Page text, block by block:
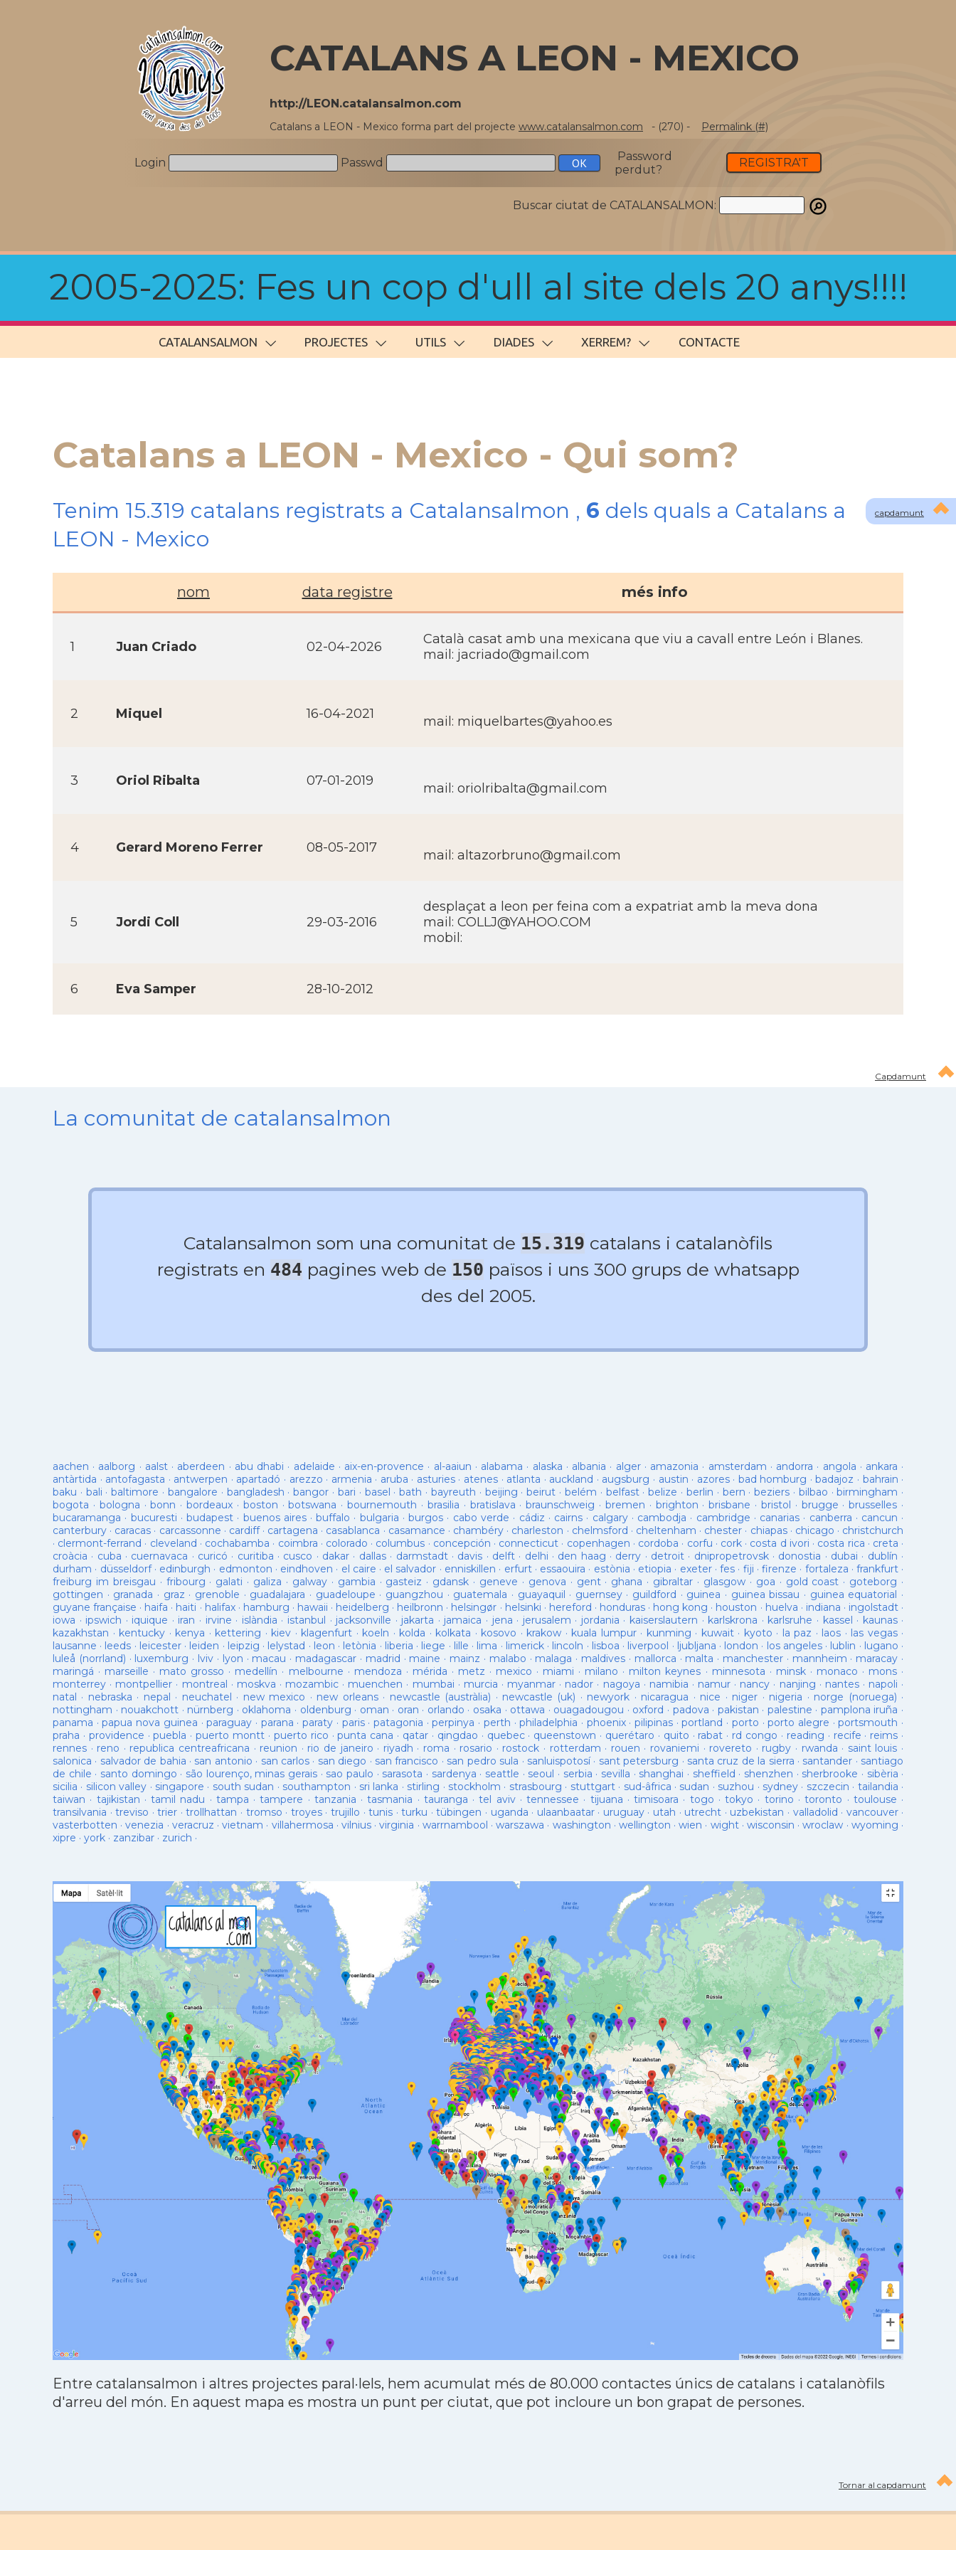
CATALANS A LEON - MEXICO
http://LEON.catalansalmon.com
Catalans a LEON - Mexico forma part del projecte www.catalansalmon.com - (270) - Permalink (#)
Login Passwd
Password
perdut?
REGISTRA'T
Buscar ciutat de CATALANSALMON:
2005-2025: Fes un cop d'ull al site dels 20 anys!!!!
CATALANSALMON PROJECTES UTILS DIADES XERREM? CONTACTE
capdamunt
Catalans a LEON - Mexico - Qui som?
Tenim 15.319 catalans registrats a Catalansalmon , 6 dels quals a Catalans a
LEON - Mexico
nom data registre més info
1 Juan Criado 02-04-2026
Català casat amb una mexicana que viu a cavall entre León i Blanes.
mail: jacriado@gmail.com
2 Miquel 16-04-2021 mail: miquelbartes@yahoo.es
3 Oriol Ribalta 07-01-2019 mail: oriolribalta@gmail.com
4 Gerard Moreno Ferrer 08-05-2017 mail: altazorbruno@gmail.com
5 Jordi Coll 29-03-2016
desplaçat a leon per feina com a expatriat amb la meva dona
mail: COLLJ@YAHOO.COM
mobil:
6 Eva Samper 28-10-2012
Capdamunt
La comunitat de catalansalmon
Catalansalmon som una comunitat de 15.319 catalans i catalanòfils
registrats en 484 pagines web de 150 països i uns 300 grups de whatsapp
des del 2005.
aachen · aalborg · aalst· aberdeen · abu dhabi · adelaide · aix-en-provence · al-aaiun · alabama · alaska · albania · alger· amazonia · amsterdam · andorra · angola · ankara ·
antàrtida · antofagasta · antwerpen · apartadó · arezzo · armenia · aruba · asturies· atenes · atlanta · auckland · augsburg · austin · azores· bad homburg ·badajoz · bahrain ·
baku · bali ·baltimore · bangalore · bangladesh ·bangor · bari · basel ·bath · bayreuth · beijing ·beirut · belém · belfast·belize · berlin · bern ·beziers · bilbao ·birmingham ·
bogota · bologna ·bonn ·bordeaux · boston ·botswana ·bournemouth · brasilia · bratislava ·braunschweig · bremen · brighton ·brisbane · bristol · brugge ·brusselles ·
bucaramanga · bucuresti · budapest · buenos aires·buffalo · bulgaria ·burgos · cabo verde · cádiz · cairns · calgary· cambodja · cambridge · canarias · canberra · cancun ·
canterbury · caracas · carcassonne · cardiff· cartagena · casablanca · casamance · chambéry · charleston · chelmsford · cheltenham · chester · chiapas· chicago · christchurch
· clermont-ferrand · cleveland · cochabamba · coimbra · colorado · columbus · concepción · connecticut · copenhagen · cordoba · corfu · cork · costa d ivori · costa rica · creta ·
croàcia · cuba · cuernavaca · curicó · curitiba · cusco · dakar · dallas· darmstadt· davis · delft· delhi · den haag · derry · detroit· dnipropetrovsk· donostia · dubai · dublín ·
durham · düsseldorf· edinburgh · edmonton · eindhoven · el caire · el salvador · enniskillen · erfurt· essaouira · estònia · etiopia · exeter· fes · fiji · firenze · fortaleza · frankfurt ·
freiburg im breisgau · fribourg · galati · galiza · galway· gambia · gasteiz · gdansk · geneve · genova · gent· ghana · gibraltar · glasgow· goa · gold coast · goteborg ·
gottingen · granada · graz · grenoble · guadalajara · guadeloupe · guangzhou · guatemala · guayaquil · guernsey· guildford · guinea · guinea bissau · guinea equatorial ·
guyane française · haifa · haiti · halifax· hamburg · hawaii · heidelberg · heilbronn · helsingør · helsinki · hereford · honduras· hong kong · houston · huelva · indiana · ingolstadt·
iowa · ipswich · iquique · iran · irvine · islàndia · istanbul · jacksonville · jakarta · jamaica · jena · jerusalem · jordania · kaiserslautern · karlskrona · karlsruhe · kassel · kaunas·
kazakhstan · kentucky · kenya · kettering · kiev · klagenfurt · koeln · kolda · kolkata · kosovo · krakow · kuala lumpur· kunming · kuwait· kyoto · la paz · laos · las vegas·
lausanne · leeds · leicester· leiden · leipzig · lelystad · leon · letònia · liberia · liege · lille · lima · limerick· lincoln · lisboa · liverpool · ljubljana · london · los angeles· lublin · lugano ·
luleå (norrland) · luxemburg · lviv · lyon · macau · madagascar · madrid · maine · mainz · malabo · malaga · maldives · mallorca · malta · manchester · mannheim · maracay ·
maringá · marseille · mato grosso · medellín · melbourne · mendoza · mérida · metz · mexico · miami · milano · milton keynes · minnesota · minsk· monaco · mons ·
monterrey · montpellier · montreal · moskva · mozambic · muenchen · mumbai · murcia · myanmar · nador · nagoya · namibia · namur · nancy · nanjing · nantes· napoli ·
natal · nebraska · nepal · neuchatel · new mexico · new orleans· newcastle (austràlia) · newcastle (uk) · newyork · nicaragua · nice · niger · nigeria · norge (noruega) ·
nottingham · nouakchott · nürnberg · oklahoma · oldenburg · oman · oran · orlando · osaka · ottawa · ouagadougou · oxford · padova · pakistan · palestine · pamplona iruña ·
panama ·papua nova guinea ·paraguay · parana ·paraty · paris· patagonia ·perpinya · perth ·philadelphia · phoenix·pilipinas ·portland · porto ·porto alegre ·portsmouth ·
praha · providence ·puebla ·puerto montt · puerto rico ·punta cana · qatar · qingdao · quebec· queenstown · querétaro · quito · rabat · rd congo · reading · recife · reims ·
rennes · reno · republica centreafricana · reunion · rio de janeiro · riyadh · roma · rosario · rostock · rotterdam · rouen · rovaniemi · rovereto · rugby · rwanda · saint louis ·
salonica · salvador de bahia · san antonio · san carlos · san diego · san francisco · san pedro sula · sanluispotosí· sant petersburg · santa cruz de la sierra · santander · santiago
de chile · santo domingo · são lourenço, minas gerais· sao paulo · sarasota · sardenya · seattle · seoul · serbia · sevilla · shanghai · sheffield · shenzhen · sherbrooke · sibèria ·
sicilia · silicon valley · singapore · south sudan · southampton · sri lanka · stirling · stockholm · strasbourg · stuttgart· sud-âfrica · sudan · suzhou · sydney · szczecin · tailandia ·
taiwan · tajikistan ·tamil nadu · tampa ·tampere · tanzania ·tasmania · tauranga ·tel aviv·tennessee · tijuana ·timisoara · togo ·tokyo · torino ·toronto · toulouse ·
transilvania ·treviso ·trier ·trollhattan · tromso · troyes· trujillo ·tunis ·turku ·tübingen · uganda · ulaanbaatar· uruguay· utah · utrecht · uzbekistan · valladolid · vancouver·
vasterbotten ·venezia · veracruz ·vietnam · villahermosa · vilnius·virginia · warrnambool ·warszawa · washington · wellington ·wien · wight·wisconsin ·wroclaw · wyoming ·
xipre · york · zanzibar · zurich ·
Entre catalansalmon i altres projectes paral·lels, hem acumulat més de 80.000 contactes únics de catalans i catalanòfils
d'arreu del món. En aquest mapa es mostra un punt per ciutat, que pot incloure un bon grapat de persones.
Tornar al capdamunt